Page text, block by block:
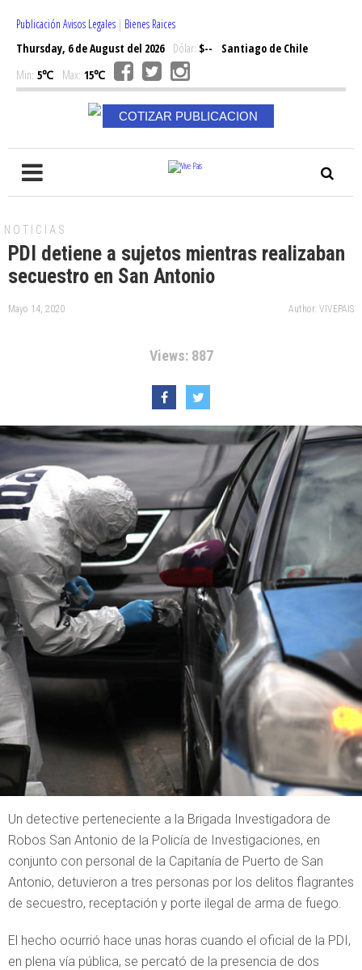
Publicación Avisos Legales | Bienes Raices
Thursday, 6 de August del 2026Dólar: $--
Santiago de Chile
Min: 5℃ Max: 15℃
COTIZAR PUBLICACION
NOTICIAS
PDI detiene a sujetos mientras realizaban
secuestro en San Antonio
Mayo 14, 2020 Author: VIVEPAIS
Views: 887
Un detective perteneciente a la Brigada Investigadora de
Robos San Antonio de la Policía de Investigaciones, en
conjunto con personal de la Capitanía de Puerto de San
Antonio, detuvieron a tres personas por los delitos flagrantes
de secuestro, receptación y porte ilegal de arma de fuego.
El hecho ocurrió hace unas horas cuando el oficial de la PDI,
en plena vía pública, se percató de la presencia de dos